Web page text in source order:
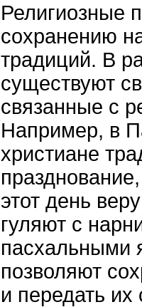
Религиозные
сохранению
традиций. В
существуют
связанные с
Например, в
христиане
этот день
гуляют с
пасхальными
позволяют
и передать